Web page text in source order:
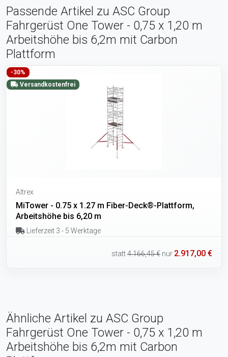
Passende Artikel zu ASC Group
Fahrgerüst One Tower - 0,75 x 1,20 m
Arbeitshöhe bis 6,2m mit Carbon
Plattform
-30%
Versandkostenfrei
Altrex
MiTower - 0.75 x 1.27 m Fiber-Deck®-Plattform,
Arbeitshöhe bis 6,20 m
Lieferzeit 3 - 5 Werktage
statt4.166,45 € nur 2.917,00 €
Ähnliche Artikel zu ASC Group
Fahrgerüst One Tower - 0,75 x 1,20 m
Arbeitshöhe bis 6,2m mit Carbon